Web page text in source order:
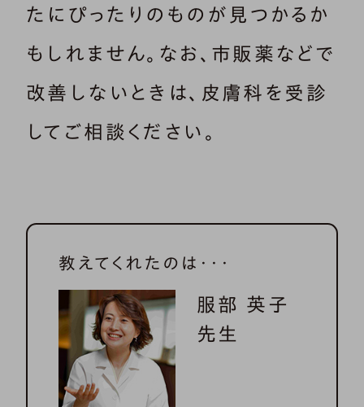
たにぴったりのものが見つかるか
もしれません。なお、市販薬などで
改善しないときは、皮膚科を受診
してご相談ください。
教えてくれたのは・・・
服部 英子
先生